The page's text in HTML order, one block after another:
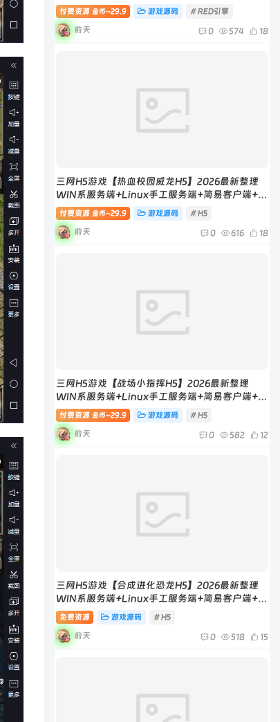
付费资源 金币~29.9 游戏源码 # RED引擎
前天 0 574 18
三网H5游戏【热血校园威龙H5】2026最新整理
WIN系服务端+Linux手工服务端+简易客户端+教
程
付费资源 金币~29.9 游戏源码 # H5
前天 0 616 18
三网H5游戏【战场小指挥H5】2026最新整理
WIN系服务端+Linux手工服务端+简易客户端+教
程
付费资源 金币~29.9 游戏源码 # H5
前天 0 582 12
三网H5游戏【合成进化恐龙H5】2026最新整理
WIN系服务端+Linux手工服务端+简易客户端+教
程
免费资源 游戏源码 # H5
前天 0 518 15